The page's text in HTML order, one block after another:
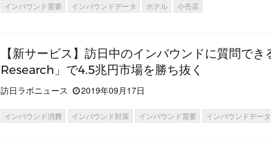
インバウンド需要 インバウンドデータ ホテル 小売店
【新サービス】訪日中のインバウンドに質問でき
Research」で4.5兆円市場を勝ち抜く
訪日ラボニュース 2019年09月17日
インバウンド消費 インバウンド対策 インバウンド需要 インバウンドデータ